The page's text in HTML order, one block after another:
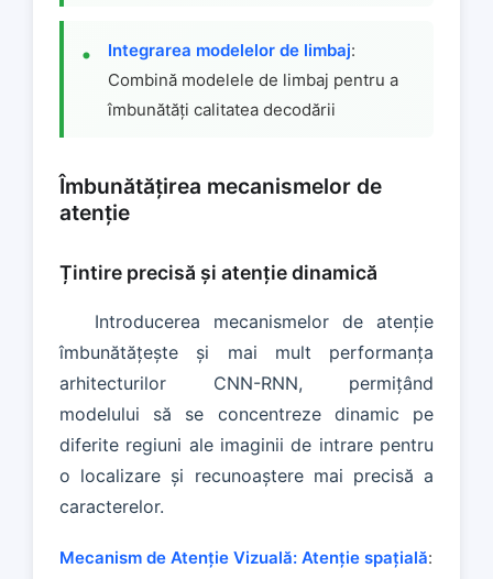
Integrarea modelelor de limbaj:
Combină modelele de limbaj pentru a
îmbunătăți calitatea decodării
Îmbunătățirea mecanismelor de
atenție
Țintire precisă și atenție dinamică
Introducerea mecanismelor de atenție
îmbunătățește și mai mult performanța
arhitecturilor CNN-RNN, permițând
modelului să se concentreze dinamic pe
diferite regiuni ale imaginii de intrare pentru
o localizare și recunoaștere mai precisă a
caracterelor.
Mecanism de Atenție Vizuală: Atenție spațială: